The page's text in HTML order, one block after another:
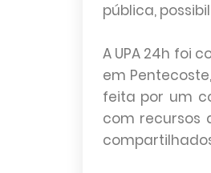
pública,
A UPA 24h foi
em
feita por um
com recursos